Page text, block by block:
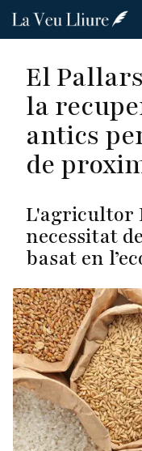
Pasar
principal
El
la
antics
de
L'agricultor
necessitat
basat en